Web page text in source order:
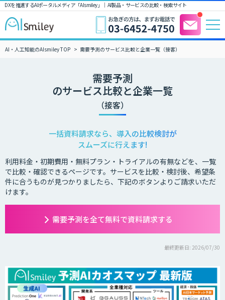
DXを推進するAIポータルメディア「AIsmiley」｜ AI製品・サービスの比較・検索サイト
AI・人工知能のAIsmiley TOP 需要予測のサービス比較と企業一覧（接客）
需要予測
のサービス比較と企業一覧
（接客）
一括資料請求なら、導入の比較検討が
スムーズに行えます!
利用料金・初期費用・無料プラン・トライアルの有無などを、一覧
で比較・確認できるページです。サービスを比較・検討後、希望条
件に合うものが見つかりましたら、下記のボタンよりご請求いただ
けます。
需要予測を全て無料で資料請求する
最終更新日: 2026/07/30